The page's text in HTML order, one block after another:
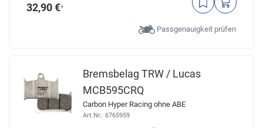
32,90 €¹
Passgenauigkeit prüfen
Bremsbelag TRW / Lucas
MCB595CRQ
Carbon Hyper Racing ohne ABE
Art.Nr.: 6765959